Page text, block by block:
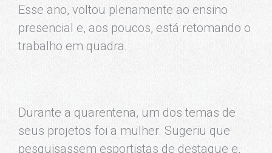
Esse ano, voltou plenamente ao ensino
presencial e, aos poucos, está retomando o
trabalho em quadra.
Durante a quarentena, um dos temas de
seus projetos foi a mulher. Sugeriu que
pesquisassem esportistas de destaque e,